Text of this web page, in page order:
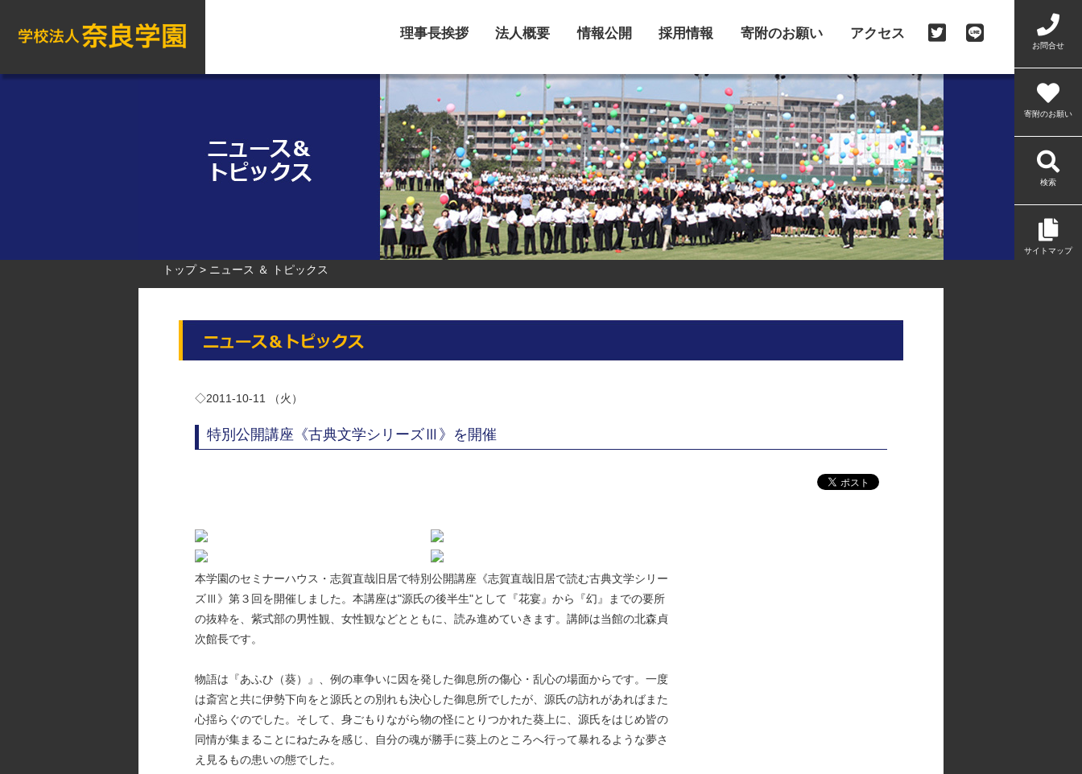
理事長挨拶 法人概要 情報公開 採用情報 寄附のお願い アクセス
お問合せ
寄附のお願い
検索
サイトマップ
トップ ニュース ＆ トピックス
◇2011-10-11 （火）
特別公開講座《古典文学シリーズⅢ》を開催
本学園のセミナーハウス・志賀直哉旧居で特別公開講座《志賀直哉旧居で読む古典文学シリー
ズⅢ》第３回を開催しました。本講座は"源氏の後半生"として『花宴』から『幻』までの要所
の抜粋を、紫式部の男性観、女性観などとともに、読み進めていきます。講師は当館の北森貞
次館長です。
物語は『あふひ（葵）』、例の車争いに因を発した御息所の傷心・乱心の場面からです。一度
は斎宮と共に伊勢下向をと源氏との別れも決心した御息所でしたが、源氏の訪れがあればまた
心揺らぐのでした。そして、身ごもりながら物の怪にとりつかれた葵上に、源氏をはじめ皆の
同情が集まることにねたみを感じ、自分の魂が勝手に葵上のところへ行って暴れるような夢さ
え見るもの患いの態でした。